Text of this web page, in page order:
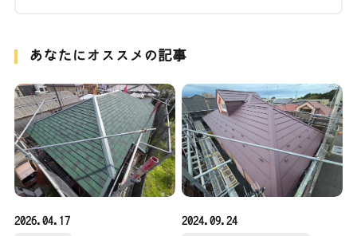
あなたにオススメの記事
2026.04.17 2024.09.24